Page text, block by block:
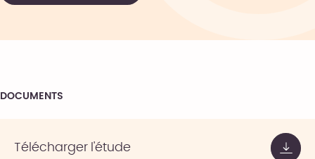
DOCUMENTS
Télécharger l'étude